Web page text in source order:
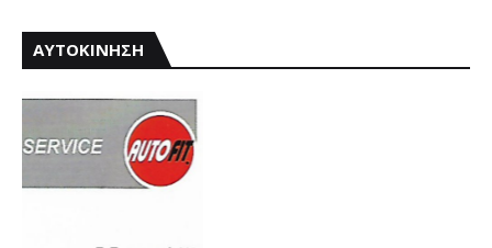
ΑΥΤΟΚΙΝΗΣΗ